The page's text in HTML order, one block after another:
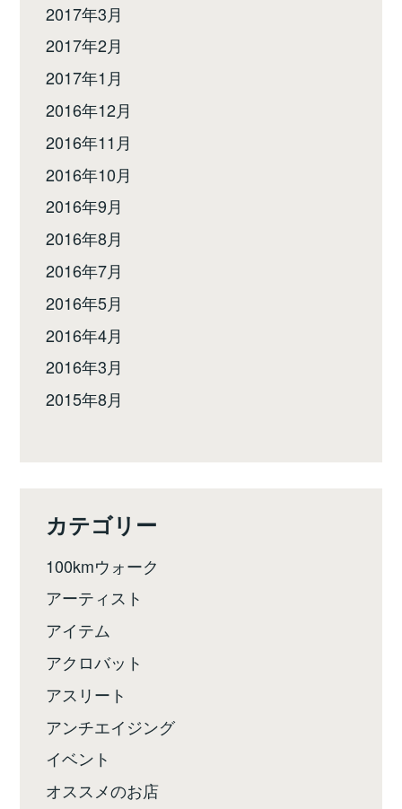
2017年3月
2017年2月
2017年1月
2016年12月
2016年11月
2016年10月
2016年9月
2016年8月
2016年7月
2016年5月
2016年4月
2016年3月
2015年8月
カテゴリー
100kmウォーク
アーティスト
アイテム
アクロバット
アスリート
アンチエイジング
イベント
オススメのお店